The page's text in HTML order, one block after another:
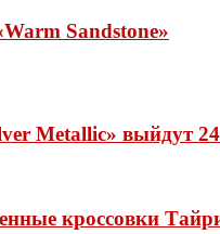
Sandstone»
Metallic» выйдут
кроссовки